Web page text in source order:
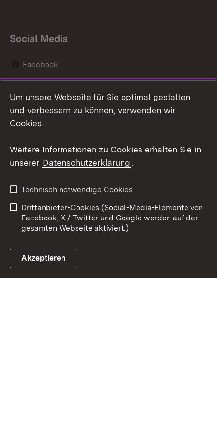
Social Media
Facebook
Social Wall
Youtube
Link zum Landesportal
Kontakt
Datenschutz
Barrierefreiheit
Impressum Cookies
Um unsere Webseite für Sie optimal gestalten
und verbessern zu können, verwenden wir
Cookies.
Weitere Informationen zu Cookies erhalten Sie in
unserer Datenschutzerklärung.
Technisch notwendige Cookies
Drittanbieter-Cookies (Social-Media-Elemente von
Facebook, X / Twitter und Google werden auf der
gesamten Webseite aktiviert.)
Akzeptieren